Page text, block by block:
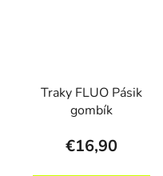
Traky FLUO Pásik
gombík
€16,90